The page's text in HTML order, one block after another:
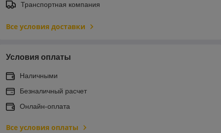
Транспортная компания
Все условия доставки
Условия оплаты
Наличными
Безналичный расчет
Онлайн-оплата
Все условия оплаты